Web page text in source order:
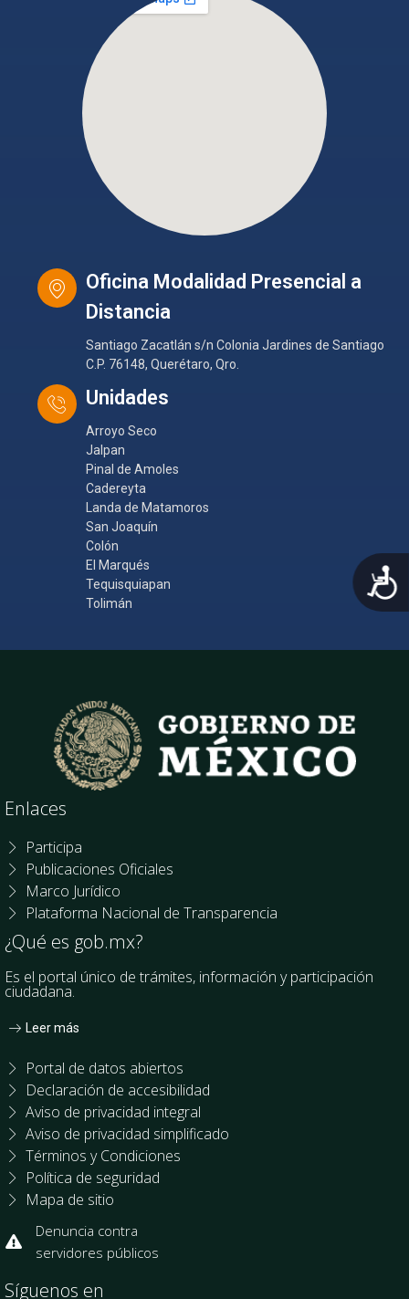
Oficina Modalidad Presencial a
Distancia
Santiago Zacatlán s/n Colonia Jardines de Santiago
C.P. 76148, Querétaro, Qro.
Unidades
Arroyo Seco
Jalpan
Pinal de Amoles
Cadereyta
Landa de Matamoros
San Joaquín
Colón
El Marqués
Tequisquiapan
Tolimán
Enlaces
Participa
Publicaciones Oficiales
Marco Jurídico
Plataforma Nacional de Transparencia
¿Qué es gob.mx?
Es el portal único de trámites, información y participación
ciudadana.
Leer más
Portal de datos abiertos
Declaración de accesibilidad
Aviso de privacidad integral
Aviso de privacidad simplificado
Términos y Condiciones
Política de seguridad
Mapa de sitio
Denuncia contra
servidores públicos
Síguenos en